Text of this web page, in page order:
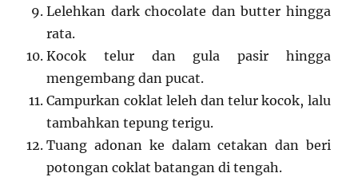
Lelehkan dark chocolate dan butter hingga
rata.
Kocok telur dan gula pasir hingga
mengembang dan pucat.
Campurkan coklat leleh dan telur kocok, lalu
tambahkan tepung terigu.
Tuang adonan ke dalam cetakan dan beri
potongan coklat batangan di tengah.